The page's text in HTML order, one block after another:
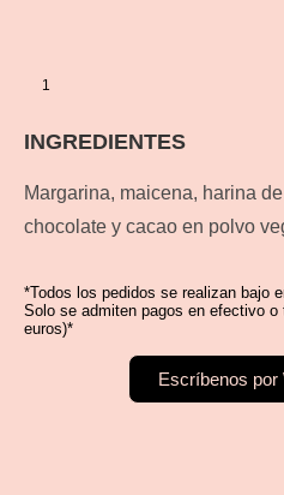
INGREDIENTES
Margarina, maicena, harina
chocolate y cacao en polvo
*Todos los pedidos se realizan bajo
Solo se admiten pagos en efectivo
euros)*
Escríbenos por